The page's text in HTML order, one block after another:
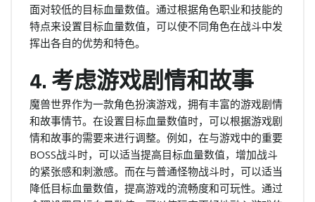
面对较低的目标血量数值。通过根据角色职业和技能的
特点来设置目标血量数值，可以使不同角色在战斗中发
挥出各自的优势和特色。
4. 考虑游戏剧情和故事
魔兽世界作为一款角色扮演游戏，拥有丰富的游戏剧情
和故事情节。在设置目标血量数值时，可以根据游戏剧
情和故事的需要来进行调整。例如，在与游戏中的重要
BOSS战斗时，可以适当提高目标血量数值，增加战斗
的紧张感和刺激感。而在与普通怪物战斗时，可以适当
降低目标血量数值，提高游戏的流畅度和可玩性。通过